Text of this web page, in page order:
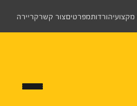
מקצועיהורדותמפרטיםצור קשרקריירה